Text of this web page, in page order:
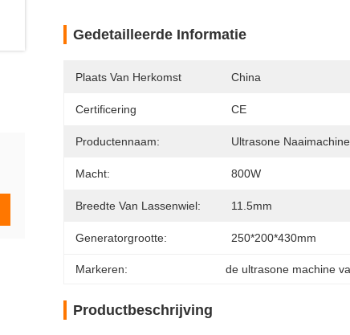
Gedetailleerde Informatie
Plaats Van Herkomst China
Certificering CE
Productennaam: Ultrasone Naaimachine
Macht: 800W
Breedte Van Lassenwiel: 11.5mm
Generatorgrootte: 250*200*430mm
Markeren: de ultrasone machine
Productbeschrijving